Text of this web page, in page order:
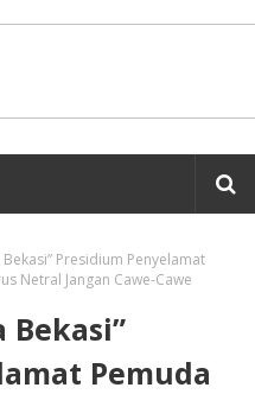
Bekasi” Presidium Penyelamat
Netral Jangan Cawe-Cawe
Bekasi”
Pemuda